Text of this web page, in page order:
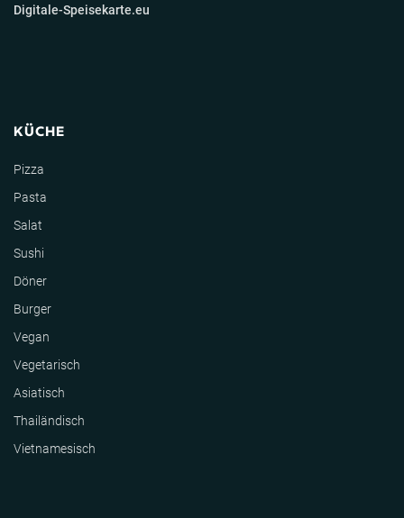
Digitale-Speisekarte.eu
KÜCHE
Pizza
Pasta
Salat
Sushi
Döner
Burger
Vegan
Vegetarisch
Asiatisch
Thailändisch
Vietnamesisch